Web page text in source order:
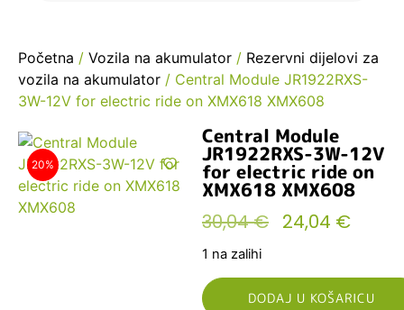
Početna / Vozila na akumulator / Rezervni dijelovi za
vozila na akumulator / Central Module JR1922RXS-
3W-12V for electric ride on XMX618 XMX608
20%
Central Module
JR1922RXS-3W-12V
for electric ride on
XMX618 XMX608
30,04€ 24,04 €
1 na zalihi
DODAJ U KOŠARICU